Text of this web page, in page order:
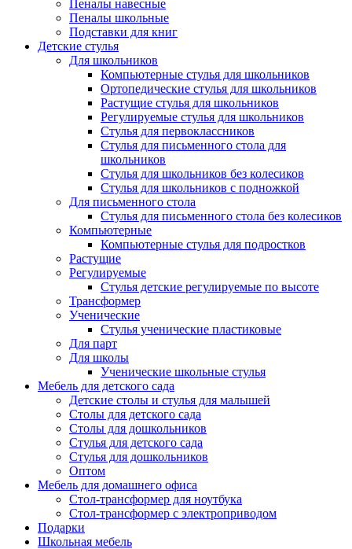
Пеналы навесные
Пеналы школьные
Подставки для книг
Детские стулья
Для школьников
Компьютерные стулья для школьников
Ортопедические стулья для школьников
Растущие стулья для школьников
Регулируемые стулья для школьников
Стулья для первоклассников
Стулья для письменного стола для
школьников
Стулья для школьников без колесиков
Стулья для школьников с подножкой
Для письменного стола
Стулья для письменного стола без колесиков
Компьютерные
Компьютерные стулья для подростков
Растущие
Регулируемые
Стулья детские регулируемые по высоте
Трансформер
Ученические
Стулья ученические пластиковые
Для парт
Для школы
Ученические школьные стулья
Мебель для детского сада
Детские столы и стулья для малышей
Столы для детского сада
Столы для дошкольников
Стулья для детского сада
Стулья для дошкольников
Оптом
Мебель для домашнего офиса
Стол-трансформер для ноутбука
Стол-трансформер с электроприводом
Подарки
Школьная мебель